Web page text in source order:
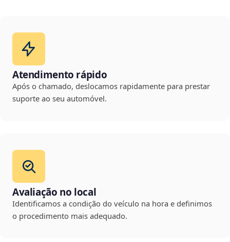
Atendimento rápido
Após o chamado, deslocamos rapidamente para prestar
suporte ao seu automóvel.
Avaliação no local
Identificamos a condição do veículo na hora e definimos
o procedimento mais adequado.